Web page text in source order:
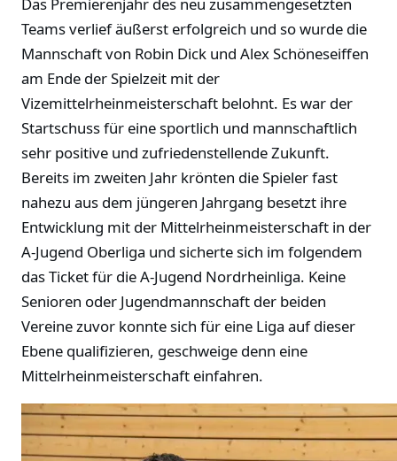
Das Premierenjahr des neu zusammengesetzten
Teams verlief äußerst erfolgreich und so wurde die
Mannschaft von Robin Dick und Alex Schöneseiffen
am Ende der Spielzeit mit der
Vizemittelrheinmeisterschaft belohnt. Es war der
Startschuss für eine sportlich und mannschaftlich
sehr positive und zufriedenstellende Zukunft.
Bereits im zweiten Jahr krönten die Spieler fast
nahezu aus dem jüngeren Jahrgang besetzt ihre
Entwicklung mit der Mittelrheinmeisterschaft in der
A-Jugend Oberliga und sicherte sich im folgendem
das Ticket für die A-Jugend Nordrheinliga. Keine
Senioren oder Jugendmannschaft der beiden
Vereine zuvor konnte sich für eine Liga auf dieser
Ebene qualifizieren, geschweige denn eine
Mittelrheinmeisterschaft einfahren.